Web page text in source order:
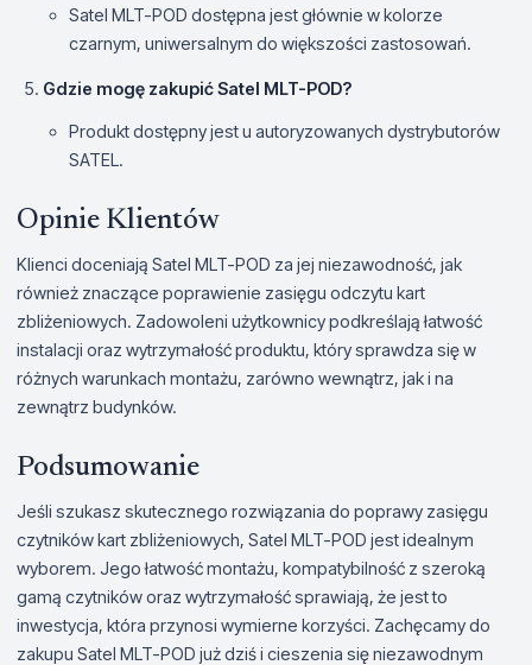
Satel MLT-POD dostępna jest głównie w kolorze
czarnym, uniwersalnym do większości zastosowań.
Gdzie mogę zakupić Satel MLT-POD?
Produkt dostępny jest u autoryzowanych dystrybutorów
SATEL.
Opinie Klientów
Klienci doceniają Satel MLT-POD za jej niezawodność, jak
również znaczące poprawienie zasięgu odczytu kart
zbliżeniowych. Zadowoleni użytkownicy podkreślają łatwość
instalacji oraz wytrzymałość produktu, który sprawdza się w
różnych warunkach montażu, zarówno wewnątrz, jak i na
zewnątrz budynków.
Podsumowanie
Jeśli szukasz skutecznego rozwiązania do poprawy zasięgu
czytników kart zbliżeniowych, Satel MLT-POD jest idealnym
wyborem. Jego łatwość montażu, kompatybilność z szeroką
gamą czytników oraz wytrzymałość sprawiają, że jest to
inwestycja, która przynosi wymierne korzyści. Zachęcamy do
zakupu Satel MLT-POD już dziś i cieszenia się niezawodnym